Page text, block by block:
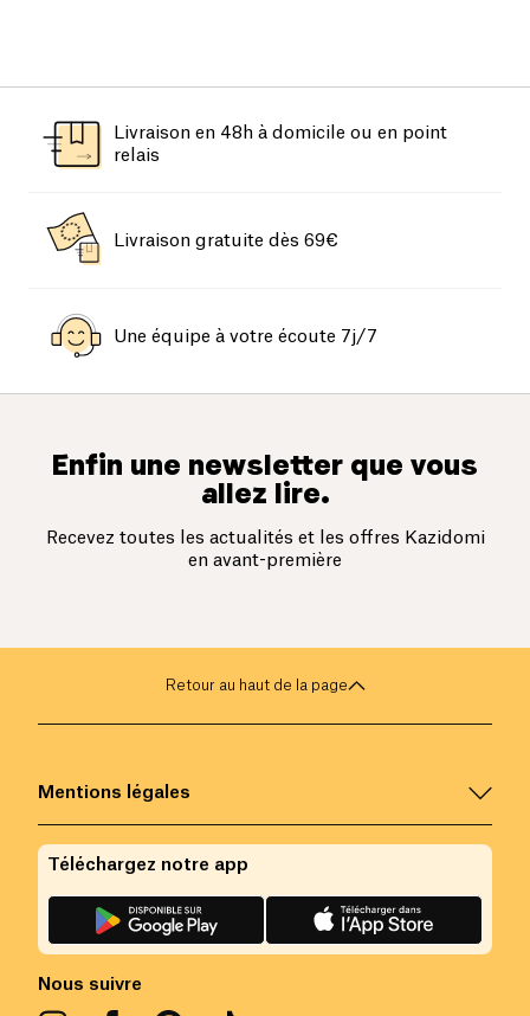
Livraison en 48h à domicile ou en point
relais
Livraison gratuite dès 69€
Une équipe à votre écoute 7j/7
Enfin une newsletter que vous
allez lire.
Recevez toutes les actualités et les offres Kazidomi
en avant-première
Retour au haut de la page
Mentions légales
Nous suivre
Téléchargez notre app